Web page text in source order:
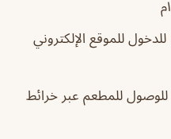
للدخول للموقع الإلكتروني
للوصول للمطعم عبر خرائط